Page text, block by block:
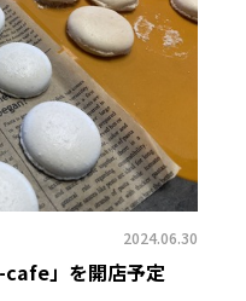
2024.06.30
」を開店予定